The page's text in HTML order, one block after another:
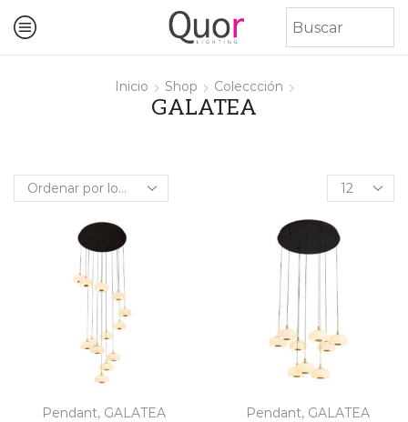
Inicio Shop Coleccción
GALATEA
Products
per
page
Pendant, GALATEA Pendant, GALATEA